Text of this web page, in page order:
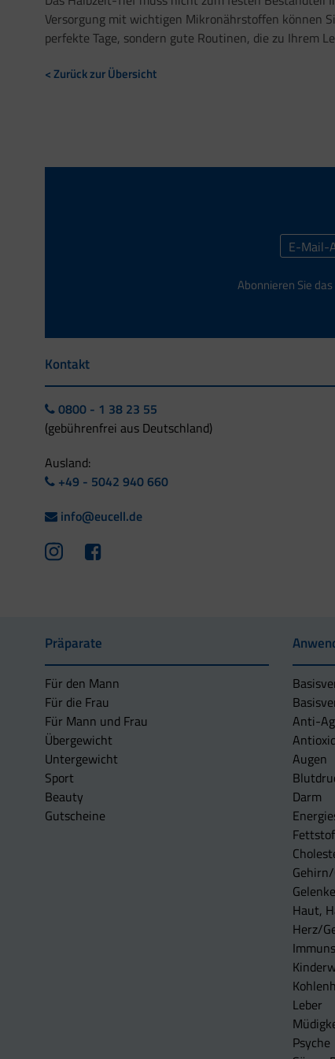
Versorgung mit wichtigen Mikronährstoffen können
perfekte Tage, sondern gute Routinen, die zu Ihrem
< Zurück zur Übersicht
Abonnieren Sie
Kontakt
0800 - 1 38 23 55
(gebührenfrei aus Deutschland)
Ausland:
+49 - 5042 940 660
info@eucell.de
Präparate
Für den Mann
Für die Frau
Für Mann und Frau
Übergewicht
Untergewicht
Sport
Beauty
Gutscheine
Anti-
Augen
Darm
Haut,
Herz/
Leber
Psyche